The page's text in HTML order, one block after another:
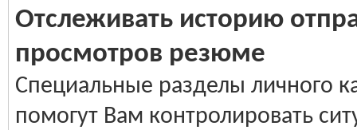
Отслеживать историю
просмотров резюме
Специальные разделы личного
помогут Вам контролировать